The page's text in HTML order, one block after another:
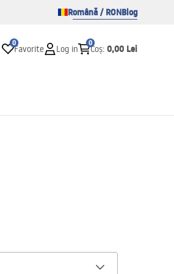
Română / RONBlog
0
Favorite Log in
0
Coș: 0,00 Lei